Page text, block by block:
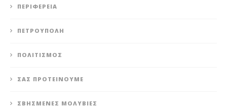
ΠΕΡΙΦΈΡΕΙΑ
ΠΕΤΡΟΎΠΟΛΗ
ΠΟΛΙΤΙΣΜΌΣ
ΣΑΣ ΠΡΟΤΕΊΝΟΥΜΕ
ΣΒΗΣΜΈΝΕΣ ΜΟΛΥΒΙΈΣ